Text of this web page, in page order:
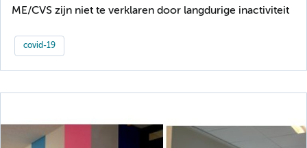
ME/CVS zijn niet te verklaren door langdurige inactiviteit
covid-19